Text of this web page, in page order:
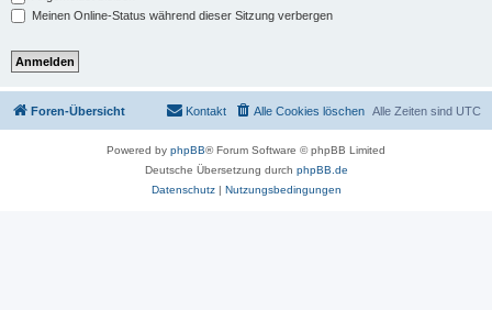
Meinen Online-Status während dieser Sitzung verbergen
Foren-Übersicht Alle Zeiten sind UTC
Alle Cookies löschen
Kontakt
Powered by phpBB® Forum Software © phpBB Limited
Deutsche Übersetzung durch phpBB.de
Datenschutz| Nutzungsbedingungen